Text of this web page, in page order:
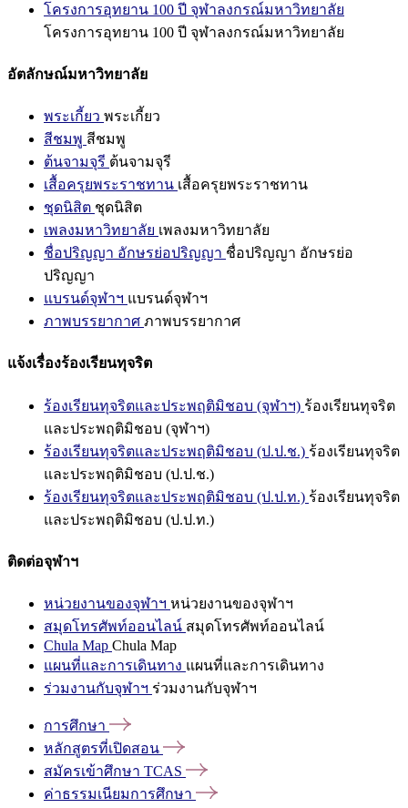
โครงการอุทยาน 100 ปี จุฬาลงกรณ์มหาวิทยาลัย
โครงการอุทยาน 100 ปี จุฬาลงกรณ์มหาวิทยาลัย
อัตลักษณ์มหาวิทยาลัย
พระเกี้ยว พระเกี้ยว
สีชมพู สีชมพู
ต้นจามจุรี ต้นจามจุรี
เสื้อครุยพระราชทาน เสื้อครุยพระราชทาน
ชุดนิสิต ชุดนิสิต
เพลงมหาวิทยาลัย เพลงมหาวิทยาลัย
ชื่อปริญญา อักษรย่อปริญญา ชื่อปริญญา อักษรย่อ
ปริญญา
แบรนด์จุฬาฯ แบรนด์จุฬาฯ
ภาพบรรยากาศ ภาพบรรยากาศ
แจ้งเรื่องร้องเรียนทุจริต
ร้องเรียนทุจริตและประพฤติมิชอบ (จุฬาฯ) ร้องเรียนทุจริต
และประพฤติมิชอบ (จุฬาฯ)
ร้องเรียนทุจริตและประพฤติมิชอบ (ป.ป.ช.) ร้องเรียนทุจริต
และประพฤติมิชอบ (ป.ป.ช.)
ร้องเรียนทุจริตและประพฤติมิชอบ (ป.ป.ท.) ร้องเรียนทุจริต
และประพฤติมิชอบ (ป.ป.ท.)
ติดต่อจุฬาฯ
หน่วยงานของจุฬาฯ หน่วยงานของจุฬาฯ
สมุดโทรศัพท์ออนไลน์ สมุดโทรศัพท์ออนไลน์
Chula Map Chula Map
แผนที่และการเดินทาง แผนที่และการเดินทาง
ร่วมงานกับจุฬาฯ ร่วมงานกับจุฬาฯ
การศึกษา
หลักสูตรที่เปิดสอน
สมัครเข้าศึกษา TCAS
ค่าธรรมเนียมการศึกษา